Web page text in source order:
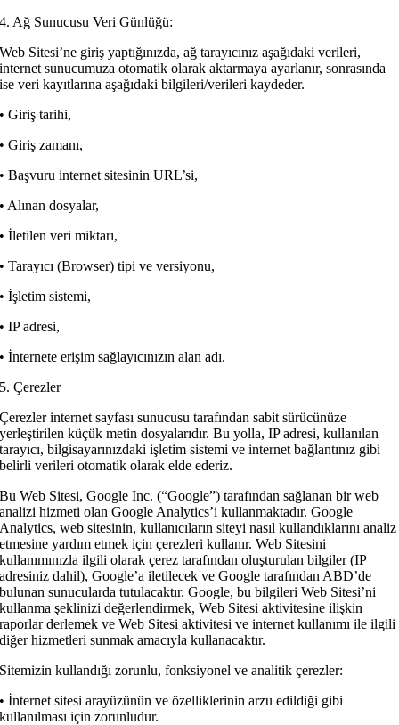
4. Ağ Sunucusu Veri Günlüğü:
Web Sitesi’ne giriş yaptığınızda, ağ tarayıcınız aşağıdaki verileri,
internet sunucumuza otomatik olarak aktarmaya ayarlanır, sonrasında
ise veri kayıtlarına aşağıdaki bilgileri/verileri kaydeder.
• Giriş tarihi,
• Giriş zamanı,
• Başvuru internet sitesinin URL’si,
• Alınan dosyalar,
• İletilen veri miktarı,
• Tarayıcı (Browser) tipi ve versiyonu,
• İşletim sistemi,
• IP adresi,
• İnternete erişim sağlayıcınızın alan adı.
5. Çerezler
Çerezler internet sayfası sunucusu tarafından sabit sürücünüze
yerleştirilen küçük metin dosyalarıdır. Bu yolla, IP adresi, kullanılan
tarayıcı, bilgisayarınızdaki işletim sistemi ve internet bağlantınız gibi
belirli verileri otomatik olarak elde ederiz.
Bu Web Sitesi, Google Inc. (“Google”) tarafından sağlanan bir web
analizi hizmeti olan Google Analytics’i kullanmaktadır. Google
Analytics, web sitesinin, kullanıcıların siteyi nasıl kullandıklarını analiz
etmesine yardım etmek için çerezleri kullanır. Web Sitesini
kullanımınızla ilgili olarak çerez tarafından oluşturulan bilgiler (IP
adresiniz dahil), Google’a iletilecek ve Google tarafından ABD’de
bulunan sunucularda tutulacaktır. Google, bu bilgileri Web Sitesi’ni
kullanma şeklinizi değerlendirmek, Web Sitesi aktivitesine ilişkin
raporlar derlemek ve Web Sitesi aktivitesi ve internet kullanımı ile ilgili
diğer hizmetleri sunmak amacıyla kullanacaktır.
Sitemizin kullandığı zorunlu, fonksiyonel ve analitik çerezler:
• İnternet sitesi arayüzünün ve özelliklerinin arzu edildiği gibi
kullanılması için zorunludur.